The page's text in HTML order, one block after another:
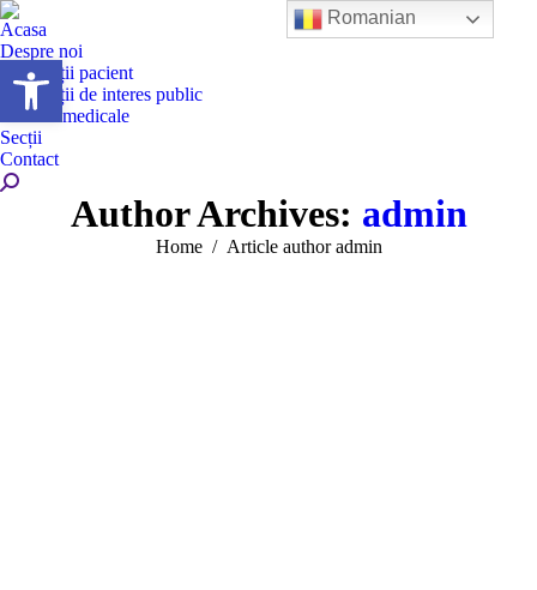
Deschide bara de unelte
Acasa
Despre noi
Informații pacient
Informații de interes public
Servicii medicale
Secții
Contact
Search:
Author Archives: admin
You are here:
Home Article author admin
Romanian